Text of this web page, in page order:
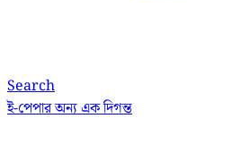
Search
ই-পেপারঅন্য এক দিগন্ত